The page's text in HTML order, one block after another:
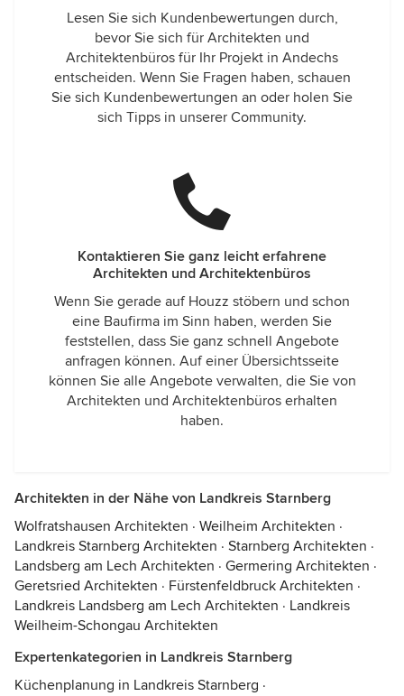
Lesen Sie sich Kundenbewertungen durch,
bevor Sie sich für Architekten und
Architektenbüros für Ihr Projekt in Andechs
entscheiden. Wenn Sie Fragen haben, schauen
Sie sich Kundenbewertungen an oder holen Sie
sich Tipps in unserer Community.
Kontaktieren Sie ganz leicht erfahrene
Architekten und Architektenbüros
Wenn Sie gerade auf Houzz stöbern und schon
eine Baufirma im Sinn haben, werden Sie
feststellen, dass Sie ganz schnell Angebote
anfragen können. Auf einer Übersichtsseite
können Sie alle Angebote verwalten, die Sie von
Architekten und Architektenbüros erhalten
haben.
Architekten in der Nähe von Landkreis Starnberg
Wolfratshausen Architekten · Weilheim Architekten ·
Landkreis Starnberg Architekten · Starnberg Architekten ·
Landsberg am Lech Architekten · Germering Architekten ·
Geretsried Architekten · Fürstenfeldbruck Architekten ·
Landkreis Landsberg am Lech Architekten · Landkreis
Weilheim-Schongau Architekten
Expertenkategorien in Landkreis Starnberg
Küchenplanung in Landkreis Starnberg ·